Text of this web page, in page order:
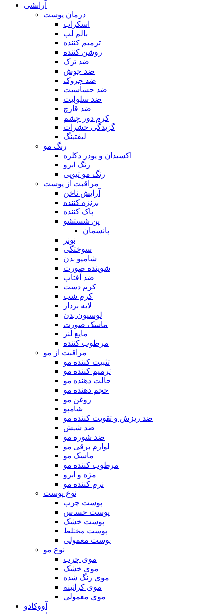
آرایشی
درمان پوست
اسکراب
بالم لب
ترمیم کننده
روشن کننده
ضد ترک
ضد جوش
ضد چروک
ضد حساسیت
ضد سلولیت
ضد قارچ
کرم دور چشم
گزیدگی حشرات
لیفتینگ
رنگ مو
اکسیدان و پودر دکلره
رنگ ابرو
رنگ مو تیوپی
مراقبت از پوست
آرایش ناخن
برنزه کننده
پاک کننده
پن شستشو
پانسمان
تونر
سوختگی
شامپو بدن
شوینده صورت
ضد آفتاب
کرم دست
کرم شب
لایه بردار
لوسیون بدن
ماسک صورت
مایع لنز
مرطوب کننده
مراقبت از مو
تثبیت کننده مو
ترمیم کننده مو
حالت دهنده مو
حجم دهنده مو
روغن مو
شامپو
ضد ریزش و تقویت کننده مو
ضد شپش
ضد شوره مو
لوازم برقی مو
ماسک مو
مرطوب کننده مو
مژه و ابرو
نرم کننده مو
نوع پوست
پوست چرب
پوست حساس
پوست خشک
پوست مختلط
پوست معمولی
نوع مو
موی چرب
موی خشک
موی رنگ شده
موی کراتینه
موی معمولی
آووکادو